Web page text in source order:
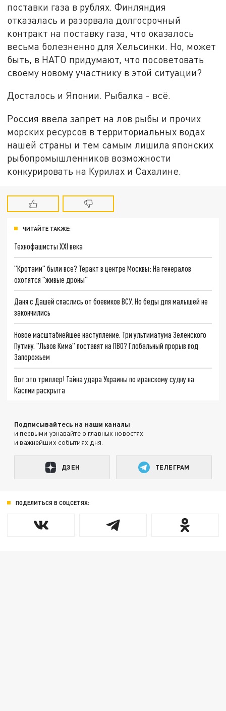
поставки газа в рублях. Финляндия
отказалась и разорвала долгосрочный
контракт на поставку газа, что оказалось
весьма болезненно для Хельсинки. Но, может
быть, в НАТО придумают, что посоветовать
своему новому участнику в этой ситуации?
Досталось и Японии. Рыбалка - всё.
Россия ввела запрет на лов рыбы и прочих
морских ресурсов в территориальных водах
нашей страны и тем самым лишила японских
рыбопромышленников возможности
конкурировать на Курилах и Сахалине.
ЧИТАЙТЕ ТАКЖЕ:
Технофашисты XXI века
"Кротами" были все? Теракт в центре Москвы: На генералов
охотятся "живые дроны"
Даня с Дашей спаслись от боевиков ВСУ. Но беды для малышей не
закончились
Новое масштабнейшее наступление. Три ультиматума Зеленского
Путину. "Львов Кима" поставят на ПВО? Глобальный прорыв под
Запорожьем
Вот это триллер! Тайна удара Украины по иранскому судну на
Каспии раскрыта
Подписывайтесь на наши каналы
и первыми узнавайте о главных новостях
и важнейших событиях дня.
ДЗЕН ТЕЛЕГРАМ
ПОДЕЛИТЬСЯ В СОЦСЕТЯХ: